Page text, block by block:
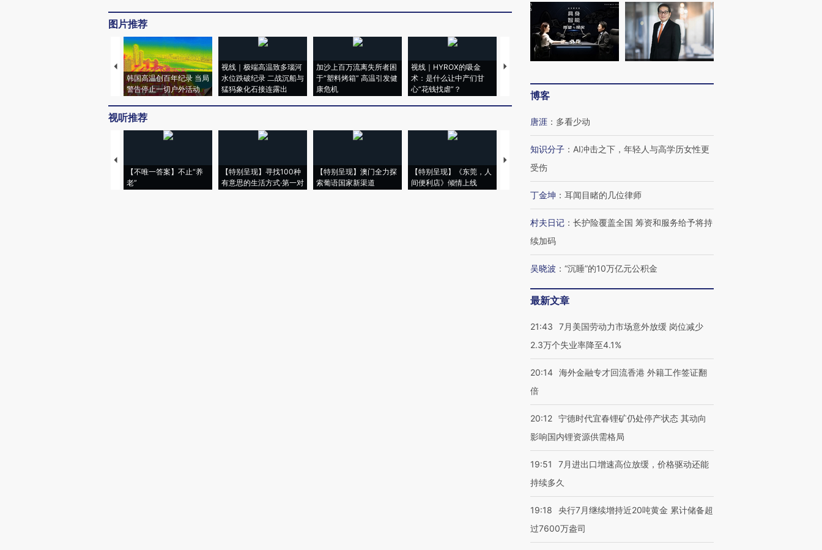
图片推荐
韩国高温创百年纪录 当局
警告停止一切户外活动
视线｜极端高温致多瑙河
水位跌破纪录 二战沉船与
猛犸象化石接连露出
加沙上百万流离失所者困
于“塑料烤箱” 高温引发健
康危机
视线｜HYROX的吸金
术：是什么让中产们甘
心“花钱找虐”？
马航飞行员跨国走私7万
视听推荐
【不唯一答案】不止“养
老”
【特别呈现】寻找100种
有意思的生活方式·第一对
【特别呈现】澳门全力探
索葡语国家新渠道
【特别呈现】《东莞，人
间便利店》倾情上线
【推广】走进第四届链博
会，让数智科技“链”接产
有意思的生活方式·第三对
住三大增长引擎是什么？
博客
唐涯 ： 多看少动
知识分子 ： AI冲击之下，年轻人与高学历女性更
受伤
丁金坤 ： 耳闻目睹的几位律师
村夫日记 ： 长护险覆盖全国 筹资和服务给予将持
续加码
吴晓波 ： “沉睡”的10万亿元公积金
最新文章
21:43
7月美国劳动力市场意外放缓 岗位减少
2.3万个失业率降至4.1%
20:14 海外金融专才回流香港 外籍工作签证翻
倍
20:12 宁德时代宜春锂矿仍处停产状态 其动向
影响国内锂资源供需格局
19:51
7月进出口增速高位放缓，价格驱动还能
持续多久
19:18
央行7月继续增持近20吨黄金 累计储备超
过7600万盎司